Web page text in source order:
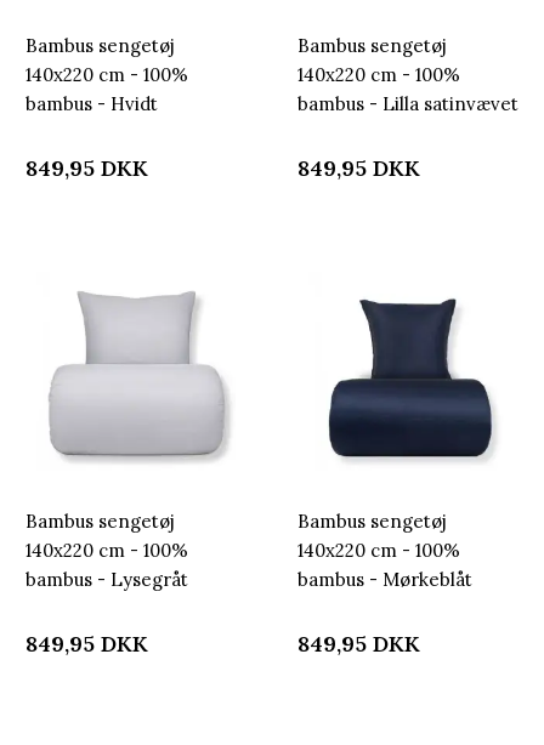
Bambus sengetøj
140x220 cm - 100%
bambus - Hvidt
849,95 DKK
Bambus sengetøj
140x220 cm - 100%
bambus - Lilla satinvævet
849,95 DKK
Bambus sengetøj
140x220 cm - 100%
bambus - Lysegråt
849,95 DKK
Bambus sengetøj
140x220 cm - 100%
bambus - Mørkeblåt
849,95 DKK